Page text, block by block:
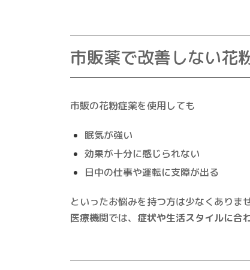
市販薬で改善しない花
市販の花粉症薬を使用しても
眠気が強い
効果が十分に感じられない
日中の仕事や運転に支障が出る
といったお悩みを持つ方は少なくありませ
医療機関では、 症状や生活スタイルに合